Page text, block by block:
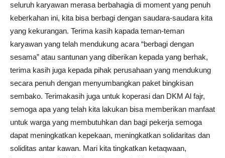
seluruh karyawan merasa berbahagia di moment yang penuh
keberkahan ini, kita bisa berbagi dengan saudara-saudara kita
yang kekurangan. Terima kasih kapada teman-teman
karyawan yang telah mendukung acara “berbagi dengan
sesama” atau santunan yang diberikan kepada yang berhak,
terima kasih juga kepada pihak perusahaan yang mendukung
secara penuh dengan menyumbangkan paket bingkisan
sembako. Terimakasih juga untuk koperasi dan DKM Al fajr,
semoga apa yang telah kita lakukan bisa memberikan manfaat
untuk warga yang membutuhkan dan bagi pekerja semoga
dapat meningkatkan kepekaan, meningkatkan solidaritas dan
soliditas antar kawan. Mari kita tingkatkan ketaqwaan,